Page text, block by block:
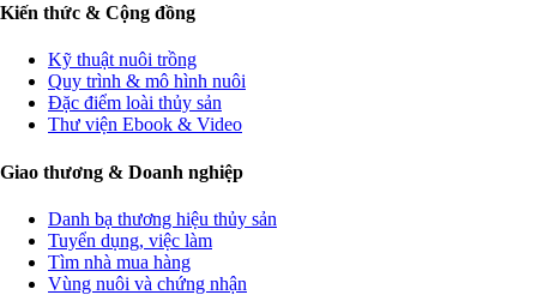
Kiến thức & Cộng đồng
Kỹ thuật nuôi trồng
Quy trình & mô hình nuôi
Đặc điểm loài thủy sản
Thư viện Ebook & Video
Giao thương & Doanh nghiệp
Danh bạ thương hiệu thủy sản
Tuyển dụng, việc làm
Tìm nhà mua hàng
Vùng nuôi và chứng nhận